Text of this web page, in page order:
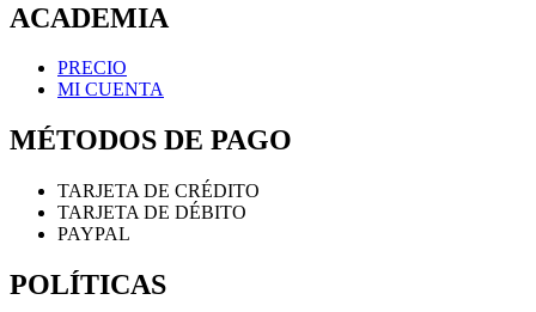
ACADEMIA
PRECIO
MI CUENTA
MÉTODOS DE PAGO
TARJETA DE CRÉDITO
TARJETA DE DÉBITO
PAYPAL
POLÍTICAS